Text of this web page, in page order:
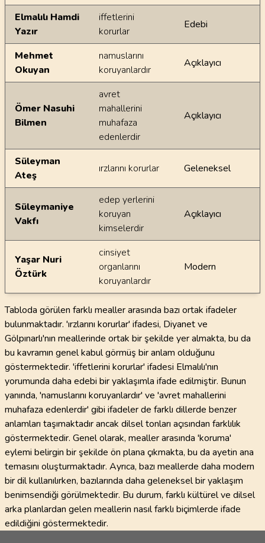
Elmalılı Hamdi
Yazır
iffetlerini
korurlar
Edebi
Mehmet
Okuyan
namuslarını
koruyanlardır
Açıklayıcı
Ömer Nasuhi
Bilmen
avret
mahallerini
muhafaza
edenlerdir
Açıklayıcı
Süleyman
Ateş
ırzlarını korurlar Geleneksel
Süleymaniye
Vakfı
edep yerlerini
koruyan
kimselerdir
Açıklayıcı
Yaşar Nuri
Öztürk
cinsiyet
organlarını
koruyanlardır
Modern
Tabloda görülen farklı mealler arasında bazı ortak ifadeler
bulunmaktadır. 'ırzlarını korurlar' ifadesi, Diyanet ve
Gölpınarlı'nın meallerinde ortak bir şekilde yer almakta, bu da
bu kavramın genel kabul görmüş bir anlam olduğunu
göstermektedir. 'iffetlerini korurlar' ifadesi Elmalılı'nın
yorumunda daha edebi bir yaklaşımla ifade edilmiştir. Bunun
yanında, 'namuslarını koruyanlardır' ve 'avret mahallerini
muhafaza edenlerdir' gibi ifadeler de farklı dillerde benzer
anlamları taşımaktadır ancak dilsel tonları açısından farklılık
göstermektedir. Genel olarak, mealler arasında 'koruma'
eylemi belirgin bir şekilde ön plana çıkmakta, bu da ayetin ana
temasını oluşturmaktadır. Ayrıca, bazı meallerde daha modern
bir dil kullanılırken, bazılarında daha geleneksel bir yaklaşım
benimsendiği görülmektedir. Bu durum, farklı kültürel ve dilsel
arka planlardan gelen meallerin nasıl farklı biçimlerde ifade
edildiğini göstermektedir.